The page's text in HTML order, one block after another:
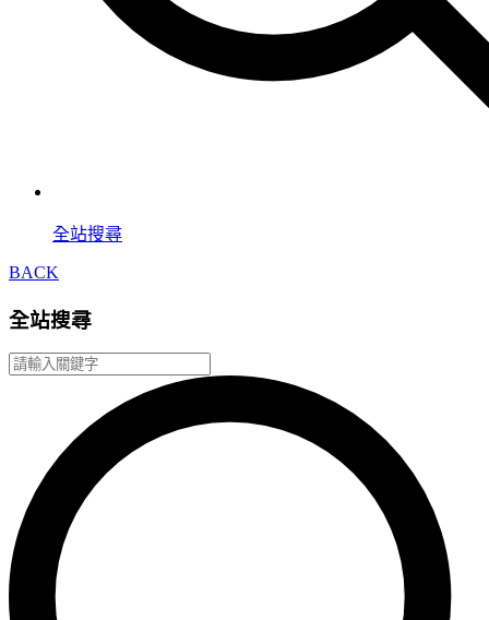
全站搜尋
BACK
全站搜尋